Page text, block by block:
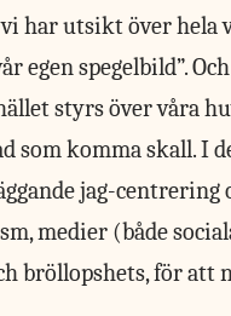
har utsikt över hela
egen spegelbild”.
styrs över våra
som komma skall. I
jag-centrering
medier (både
bröllopshets, för att